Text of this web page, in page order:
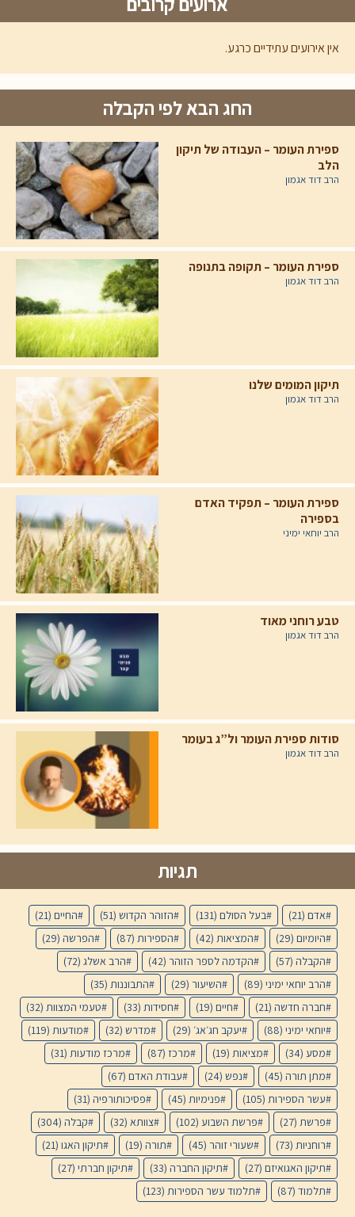
אין אירועים עתידיים כרגע.
החג הבא לפי הקבלה
ספירת העומר – העבודה של תיקון
הלב
הרב דוד אגמון
ספירת העומר – תקופה בתנופה
הרב דוד אגמון
תיקון המומים שלנו
הרב דוד אגמון
ספירת העומר – תפקיד האדם
בספירה
הרב יוחאי ימיני
טבע רוחני מאוד
הרב דוד אגמון
סודות ספירת העומר ול”ג בעומר
הרב דוד אגמון
תגיות
אדם (21) בעל הסולם (131) הזוהר הקדוש (51) החיים (21)
היומיום (29) המציאות (42) הספירות (87) הפרשה (29)
הקבלה (57) הקדמה לספר הזוהר (42) הרב אשלג (72)
הרב יוחאי ימיני (89) השיעור (29) התבוננות (35)
חברה חדשה (21) חיים (19) חסידות (33) טעמי המצוות (32)
יוחאי ימיני (88) יעקב חג׳אג׳ (29) מדרש (32) מודעות (119)
מסע (34) מציאות (19) מרכז (87) מרכז מודעות (31)
מתן תורה (45) נפש (24) עבודת האדם (67)
עשר הספירות (105) פנימיות (45) פסיכותורפיה (31)
פרשת (27) פרשת השבוע (102) צוותא (32) קבלה (304)
רוחניות (73) שעורי זוהר (45) תורה (19) תיקון האגו (21)
תיקון האגואיזם (27) תיקון החברה (33) תיקון חברתי (27)
תלמוד (87) תלמוד עשר הספירות (123)